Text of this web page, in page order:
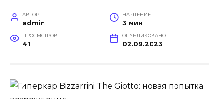
АВТОР
admin
НА ЧТЕНИЕ
3 мин
ПРОСМОТРОВ
41
ОПУБЛИКОВАНО
02.09.2023